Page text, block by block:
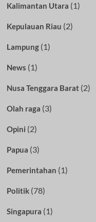
Kalimantan Utara (1)
Kepulauan Riau (2)
Lampung(1)
News (1)
Nusa Tenggara Barat(2)
Olah raga (3)
Opini (2)
Papua (3)
Pemerintahan (1)
Politik(78)
Singapura (1)